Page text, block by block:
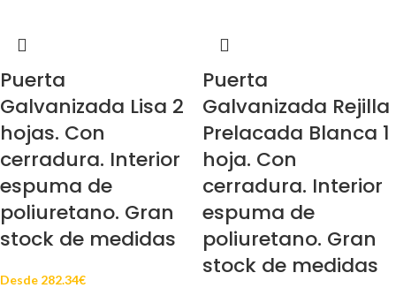
Puerta
Galvanizada Lisa 2
hojas. Con
cerradura. Interior
espuma de
poliuretano. Gran
stock de medidas
Desde 282.34€
Puerta
Galvanizada Rejilla
Prelacada Blanca 1
hoja. Con
cerradura. Interior
espuma de
poliuretano. Gran
stock de medidas